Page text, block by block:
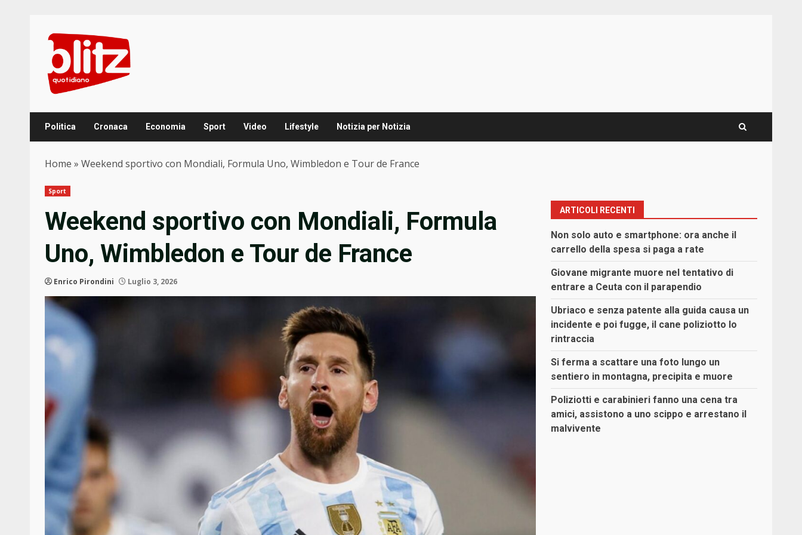
content
Politica Cronaca Economia Sport Video Lifestyle Notizia per Notizia
Home » Weekend sportivo con Mondiali, Formula Uno, Wimbledon e Tour de France
Sport
Weekend sportivo con Mondiali, Formula
Uno, Wimbledon e Tour de France
Enrico Pirondini Luglio 3, 2026
ARTICOLI RECENTI
Non solo auto e smartphone: ora anche il
carrello della spesa si paga a rate
Giovane migrante muore nel tentativo di
entrare a Ceuta con il parapendio
Ubriaco e senza patente alla guida causa un
incidente e poi fugge, il cane poliziotto lo
rintraccia
Si ferma a scattare una foto lungo un
sentiero in montagna, precipita e muore
Poliziotti e carabinieri fanno una cena tra
amici, assistono a uno scippo e arrestano il
malvivente